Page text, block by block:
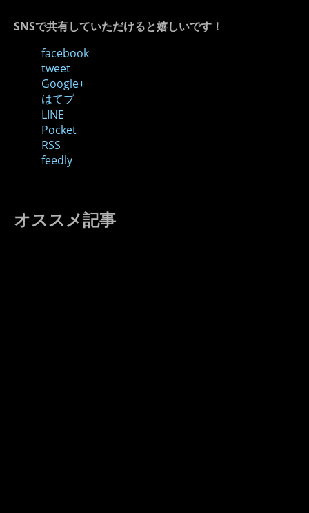
SNSで共有していただけると嬉しいです！
facebook
tweet
Google+
はてブ
LINE
Pocket
RSS
feedly
オススメ記事